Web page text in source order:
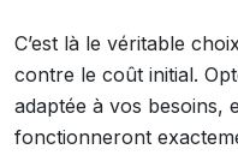
C’est là le véritable
contre le coût initial.
adaptée à vos besoins,
fonctionneront